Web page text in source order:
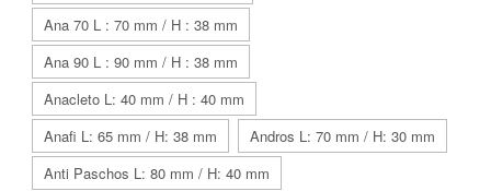
Ana 70 L : 70 mm / H : 38 mm
Ana 90 L : 90 mm / H : 38 mm
Anacleto L: 40 mm / H : 40 mm
Anafi L: 65 mm / H: 38 mm
Andros L: 70 mm / H: 30 mm
Anti Paschos L: 80 mm / H: 40 mm